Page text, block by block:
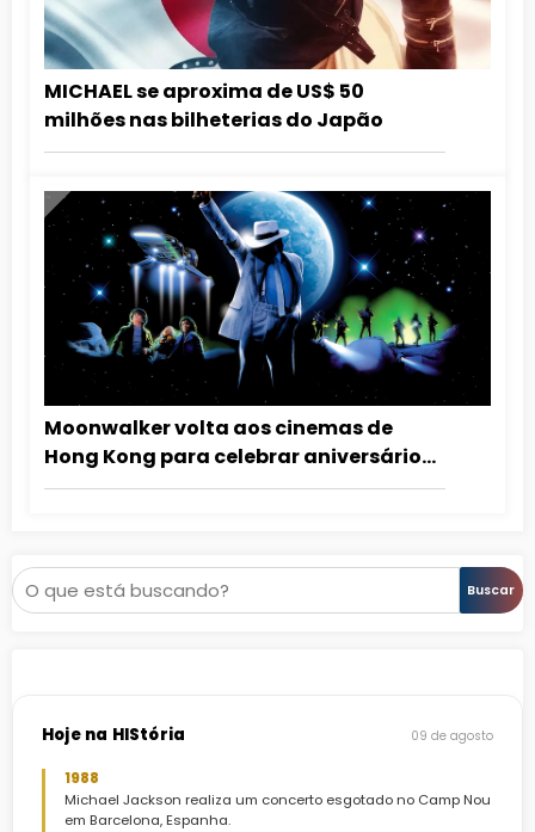
MICHAEL se aproxima de US$ 50
milhões nas bilheterias do Japão
Moonwalker volta aos cinemas de
Hong Kong para celebrar aniversário
de Michael Jackson
Pesquisar Buscar
Hoje na HIStória 09 de agosto
1988
Michael Jackson realiza um concerto esgotado no Camp Nou
em Barcelona, Espanha.